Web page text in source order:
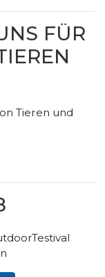
FÜR
Tieren und